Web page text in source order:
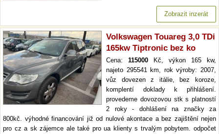
Zobrazit inzerát
Volkswagen Touareg 3,0 TDi
165kw Tiptronic bez ko
Cena: 115000 Kč, výkon 165 kw,
najeto 295541 km, rok výroby: 2007,
vůz dovezen z itálie, bez koroze,
komplentí doklady k přihlášení.
provedeme dovozovou stk s platností
2 roky - dohlášení na značky za
800kč. výhodné financování již od nulové akontace a bez zajištění nejen
pro cz a sk zájemce ale také pro ua klienty s trvalým pobytem. odpočet